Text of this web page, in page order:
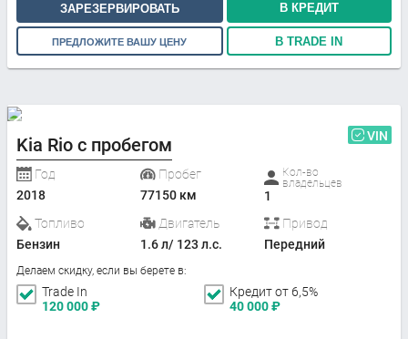
ЗАРЕЗЕРВИРОВАТЬ В КРЕДИТ
ПРЕДЛОЖИТЕ ВАШУ ЦЕНУ В TRADE IN
Kia Rio с пробегом VIN
Год
2018
Пробег
77150 км
Кол-во
владельцев
1
Топливо
Бензин
Двигатель
1.6 л/ 123 л.с.
Привод
Передний
Делаем скидку, если вы берете в:
Trade In
120 000₽
Кредит от 6,5%
40 000₽